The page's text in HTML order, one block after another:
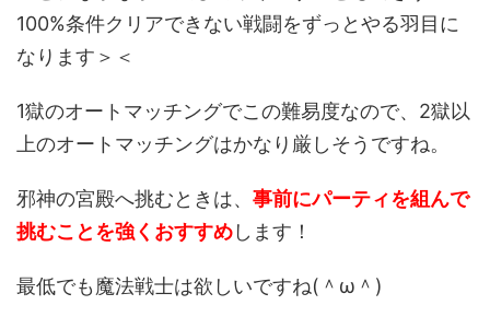
100%条件クリアできない戦闘をずっとやる羽目に
なります＞＜
1獄のオートマッチングでこの難易度なので、2獄以
上のオートマッチングはかなり厳しそうですね。
邪神の宮殿へ挑むときは、 事前にパーティを組んで
挑むことを強くおすすめします！
最低でも魔法戦士は欲しいですね(＾ω＾)